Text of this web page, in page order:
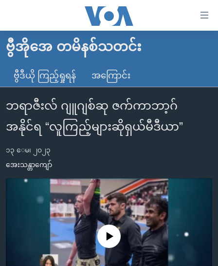
လွယ်ကူ
စေ
သည့်
များ
ပင်မ
သို့
ကျော်
မူလစာမျက်နှာ
မြန်မာ
ကမ္ဘာ့သတင်းများ
နိုင်ငံတကာ
အမေရိကန်
အစ္စရေး-ပါလက်စတိုင်း
ဗွီဒီယို
သတင်းလွတ်လပ်ခွင့်
ရပ်ဝန်းတခု လမ်းတခု အလွန်
အင်္ဂလိပ်စာလေ့လာမယ်
မကြေးမုံရဲ့ အင်္ဂလိပ်စာ
ရုပ်ရှင်ထဲက အင်္ဂလိပ်စာ
သုတပဒေသာ အင်္ဂလိပ်စာ
ရေဒီယိုနှင့်ရုပ်သံ အချက်အလက်များ
ရေဒီယို/တီဗွီအစီအစဉ်
Learning English
ဗွီအိုအေ လူမှုကွန်ယက်များ
ဗွီအိုအေ တမိနစ်သတင်း
ဗွီဒီယို ကြည့်ရှုရန် အကြောင်း
ဘရာဇီးလ် ဂျူဂျစ်ဆု ဇက်ကာဘာ့ဂ်
အနိုင်ရ “လူကြည့်များဆိုရှယ်မီဒီယာ”
၁၃ ေမ၊ ၂၀၂၃
အေးသန္တာကျော်
No media source currently available